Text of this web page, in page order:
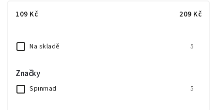
Nejdražší
109 Kč 209 Kč
Na skladě 5
Značky
Spinmad 5